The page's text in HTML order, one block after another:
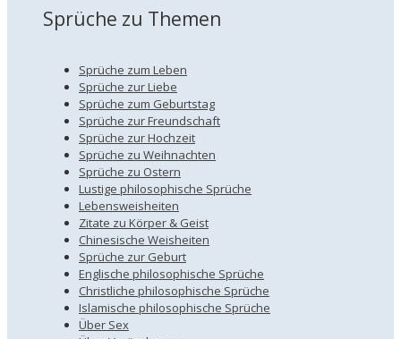
Sprüche zu Themen
Sprüche zum Leben
Sprüche zur Liebe
Sprüche zum Geburtstag
Sprüche zur Freundschaft
Sprüche zur Hochzeit
Sprüche zu Weihnachten
Sprüche zu Ostern
Lustige philosophische Sprüche
Lebensweisheiten
Zitate zu Körper & Geist
Chinesische Weisheiten
Sprüche zur Geburt
Englische philosophische Sprüche
Christliche philosophische Sprüche
Islamische philosophische Sprüche
Über Sex